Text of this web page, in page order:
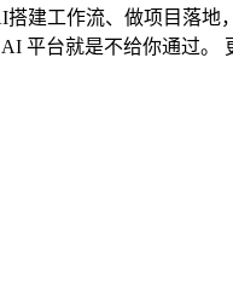
建工作流、做项目落
平台就是不给你通过